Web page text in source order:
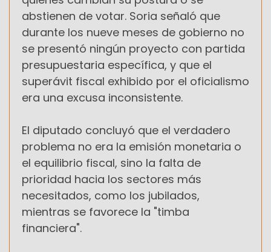
abstienen de votar. Soria señaló que
durante los nueve meses de gobierno no
se presentó ningún proyecto con partida
presupuestaria específica, y que el
superávit fiscal exhibido por el oficialismo
era una excusa inconsistente.
El diputado concluyó que el verdadero
problema no era la emisión monetaria o
el equilibrio fiscal, sino la falta de
prioridad hacia los sectores más
necesitados, como los jubilados,
mientras se favorece la "timba
financiera".